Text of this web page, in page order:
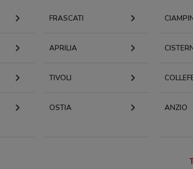
FRASCATI
APRILIA
TIVOLI
OSTIA ANZIO